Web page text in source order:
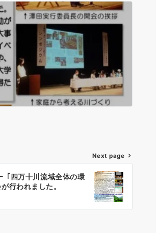
Next page
「四万十川流域全体の環
行われました。